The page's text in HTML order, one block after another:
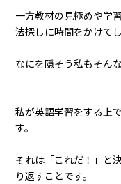
一方教材の見極めや学
法探しに時間をかけて
なにを隠そう私もそん
私が英語学習をする上
す。
それは「これだ！」と
り返すことです。